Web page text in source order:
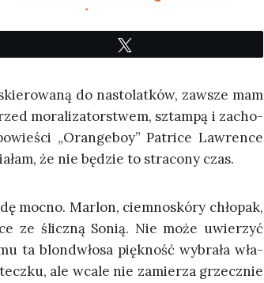
do nasto­lat­ków, zawsze mam
mora­li­za­tor­stwem, sztam­pą i zacho­
„Oran­ge­boy” Patri­ce Law­ren­ce
że nie będzie to stra­co­ny czas.
moc­no. Mar­lon, ciem­no­skó­ry chło­pak,
ze ślicz­ną Sonią. Nie może uwie­rzyć
ta blon­d­wło­sa pięk­ność wybra­ła wła­
ale wca­le nie zamie­rza grzecz­nie